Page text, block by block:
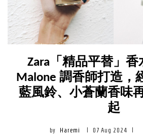
Zara「精品平替」香
Malone 調香師打造，
藍風鈴、小蒼蘭香味
起
by Haremi 07 Aug 2024